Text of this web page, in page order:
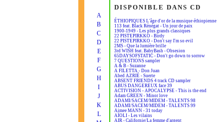
A
B
C
D
E
F
G
H
I
J
K
L
DISPONIBLE DANS CD
ÉTHIOPIQUES L'âge d'or de la musique éthiopienne
113 feat. Black Rénégat - Un jour de paix
1900-1949 - Les plus grands classiques
22 PISTEPIRKKO - Birdy
22 PISTEPIRKKO - Don't say I'm so evil
2MS - Que la lumière brille
3rd WISH feat. BabyBash - Obsesion
65DAYSOFSTATIC - Don't go down to sorrow
7 QUESTIONS sampler
A & B - Suzanne
A FILETTA - Don Juan
Abed AZRIÉ - Suerte
ABSENT FRIENDS 4 track CD sampler
ABUS DANGEREUX face 39
ACTIVISION - APOCALYPSE - This is the end
Adam GREEN - Minor love
ADAMI/SACEM/MIDEM - TALENTS 98
ADAMI/SACEM/MIDEM - TALENTS 99
Aimee MANN - 31 today
AÏOLI - Les vilains
AIR - Californie/La femme d'argent